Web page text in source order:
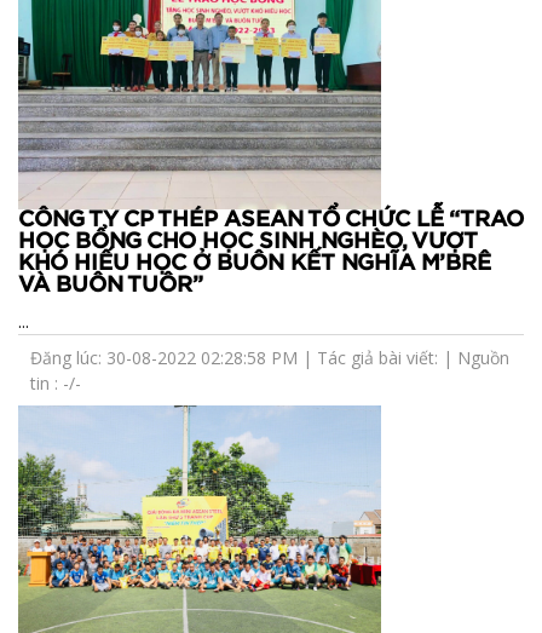
CÔNG TY CP THÉP ASEAN TỔ CHỨC LỄ “TRAO
HỌC BỔNG CHO HỌC SINH NGHÈO, VƯỢT
KHÓ HIẾU HỌC Ở BUÔN KẾT NGHĨA M’BRÊ
VÀ BUÔN TUÔR”
...
Đăng lúc: 30-08-2022 02:28:58 PM | Tác giả bài viết: | Nguồn
tin : -/-